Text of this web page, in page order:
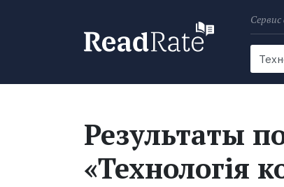
Поиск
Результаты
«Технологія